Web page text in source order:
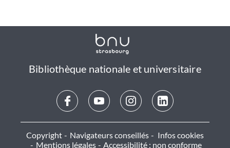
Bibliothèque nationale et universitaire
Copyright Navigateurs conseillés
Infos cookies
Mentions légales
Accessibilité : non conforme